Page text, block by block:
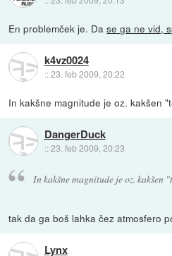
En problemček je. Dase ga ne vid,
k4vz0024
::23. feb 2009, 20:22
In kakšne magnitude je oz. kakšen
DangerDuck
::23. feb 2009, 20:23
In kakšne magnitude je oz. kakšen
tak da ga boš lahka čez atmosfero
Lynx